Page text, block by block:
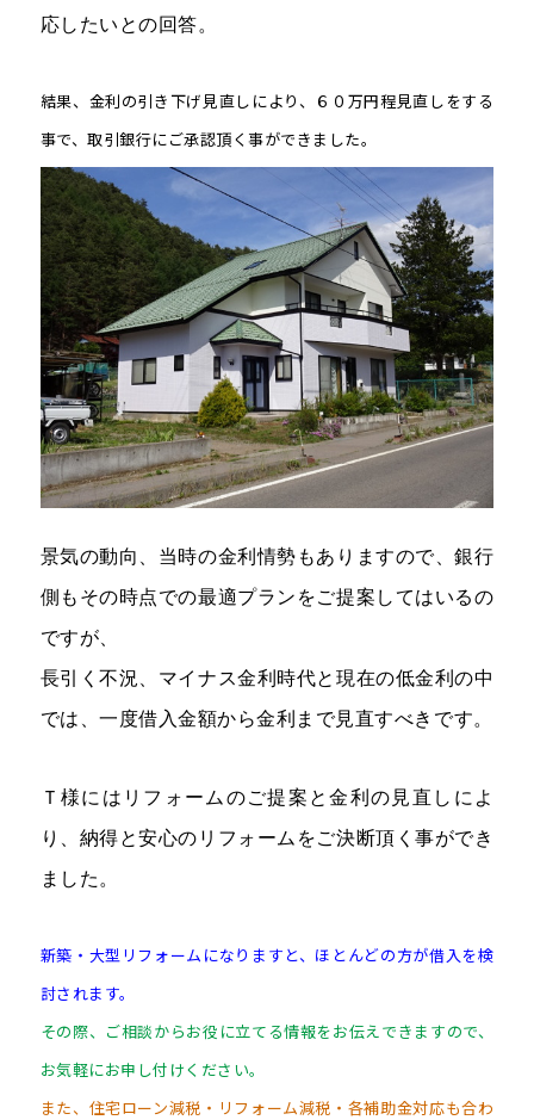
応したいとの回答。
結果、金利の引き下げ見直しにより、６０万円程見直しをする
事で、取引銀行にご承認頂く事ができました。
景気の動向、当時の金利情勢もありますので、銀行
側もその時点での最適プランをご提案してはいるの
ですが、
長引く不況、マイナス金利時代と現在の低金利の中
では、一度借入金額から金利まで見直すべきです。
Ｔ様にはリフォームのご提案と金利の見直しによ
り、納得と安心のリフォームをご決断頂く事ができ
ました。
新築・大型リフォームになりますと、ほとんどの方が借入を検
討されます。
その際、ご相談からお役に立てる情報をお伝えできますので、
お気軽にお申し付けください。
また、住宅ローン減税・リフォーム減税・各補助金対応も合わ